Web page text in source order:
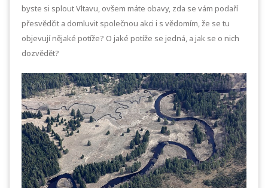
byste si splout Vltavu, ovšem máte obavy, zda se vám podaří
přesvědčit a domluvit společnou akci i s vědomím, že se tu
objevují nějaké potíže? O jaké potíže se jedná, a jak se o nich
dozvědět?